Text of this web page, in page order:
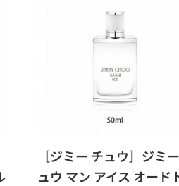
［ジミー チュウ］ジミ
ュウ マン アイス オード